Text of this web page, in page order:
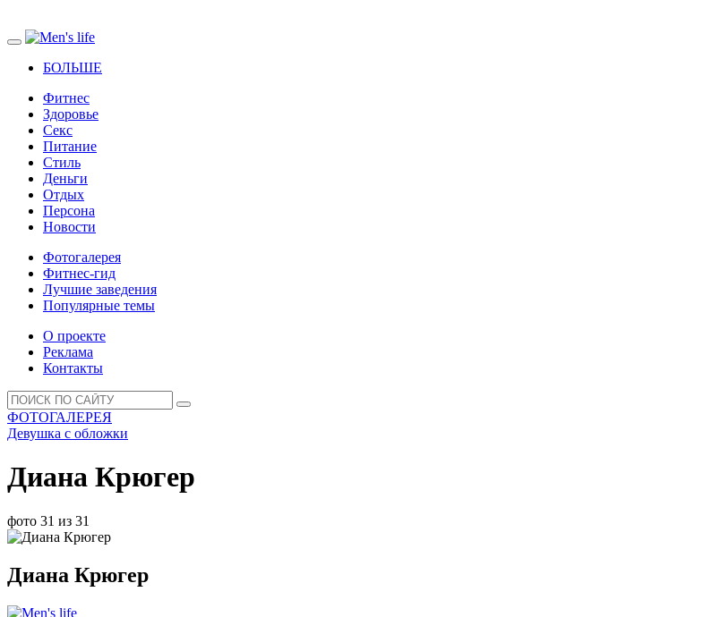
БОЛЬШЕ
Фитнес
Здоровье
Секс
Питание
Стиль
Деньги
Отдых
Персона
Новости
Фотогалерея
Фитнес-гид
Лучшие заведения
Популярные темы
О проекте
Реклама
Контакты
ФОТОГАЛЕРЕЯ
Девушка с обложки
Диана Крюгер
фото 31 из 31
Диана Крюгер